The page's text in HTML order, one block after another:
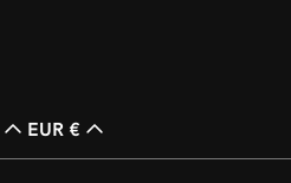
EUR €